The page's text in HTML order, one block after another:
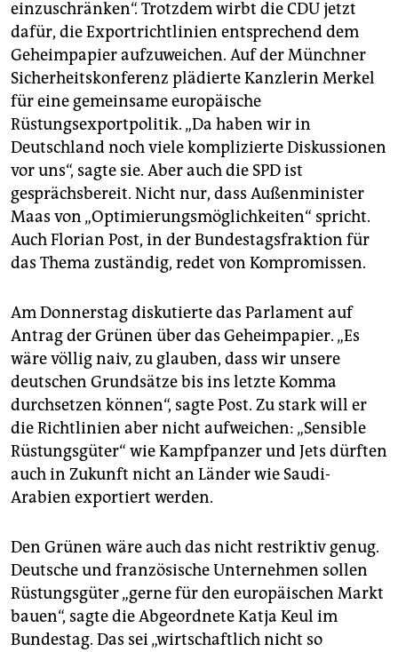
einzuschränken“. Trotzdem wirbt die CDU jetzt
dafür, die Exportrichtlinien entsprechend dem
Geheimpapier aufzuweichen. Auf der Münchner
Sicherheitskonferenz plädierte Kanzlerin Merkel
für eine gemeinsame europäische
Rüstungsexportpolitik. „Da haben wir in
Deutschland noch viele komplizierte Diskussionen
vor uns“, sagte sie. Aber auch die SPD ist
gesprächsbereit. Nicht nur, dass Außenminister
Maas von „Optimierungsmöglichkeiten“ spricht.
Auch Florian Post, in der Bundestagsfraktion für
das Thema zuständig, redet von Kompromissen.
Am Donnerstag diskutierte das Parlament auf
Antrag der Grünen über das Geheimpapier. „Es
wäre völlig naiv, zu glauben, dass wir unsere
deutschen Grundsätze bis ins letzte Komma
durchsetzen können“, sagte Post. Zu stark will er
die Richtlinien aber nicht aufweichen: „Sensible
Rüstungsgüter“ wie Kampfpanzer und Jets dürften
auch in Zukunft nicht an Länder wie Saudi-
Arabien exportiert werden.
Den Grünen wäre auch das nicht restriktiv genug.
Deutsche und französische Unternehmen sollen
Rüstungsgüter „gerne für den europäischen Markt
bauen“, sagte die Abgeordnete Katja Keul im
Bundestag. Das sei „wirtschaftlich nicht so